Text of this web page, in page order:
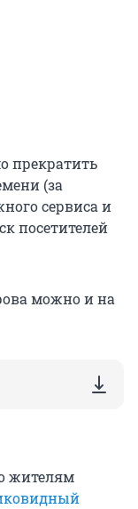
прекратить
(за
сервиса и
посетителей
можно и на
жителям